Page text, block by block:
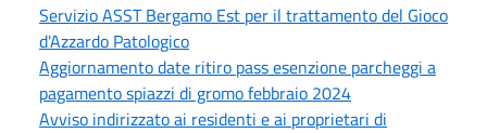
Servizio ASST Bergamo Est per il trattamento del Gioco
d'Azzardo Patologico
Aggiornamento date ritiro pass esenzione parcheggi a
pagamento spiazzi di gromo febbraio 2024
Avviso indirizzato ai residenti e ai proprietari di